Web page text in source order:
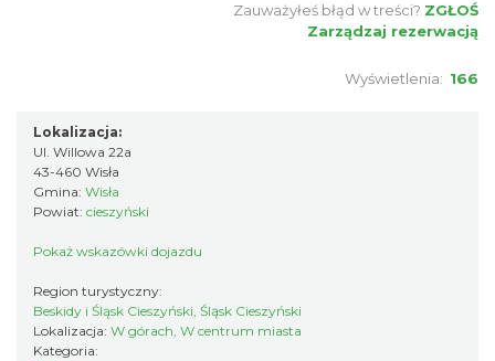
Zauważyłeś błąd w treści? ZGŁOŚ
Zarządzaj rezerwacją
Wyświetlenia: 166
Lokalizacja:
Ul. Willowa 22a
43-460 Wisła
Gmina: Wisła
Powiat: cieszyński
Pokaż wskazówki dojazdu
Region turystyczny:
Beskidy i Śląsk Cieszyński, Śląsk Cieszyński
Lokalizacja: W górach, W centrum miasta
Kategoria: